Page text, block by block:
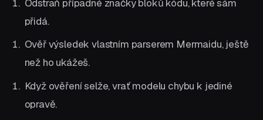
Odstraň případné značky bloků kódu, které sám
přidá.
Ověř výsledek vlastním parserem Mermaidu, ještě
než ho ukážeš.
Když ověření selže, vrať modelu chybu k jediné
opravě.